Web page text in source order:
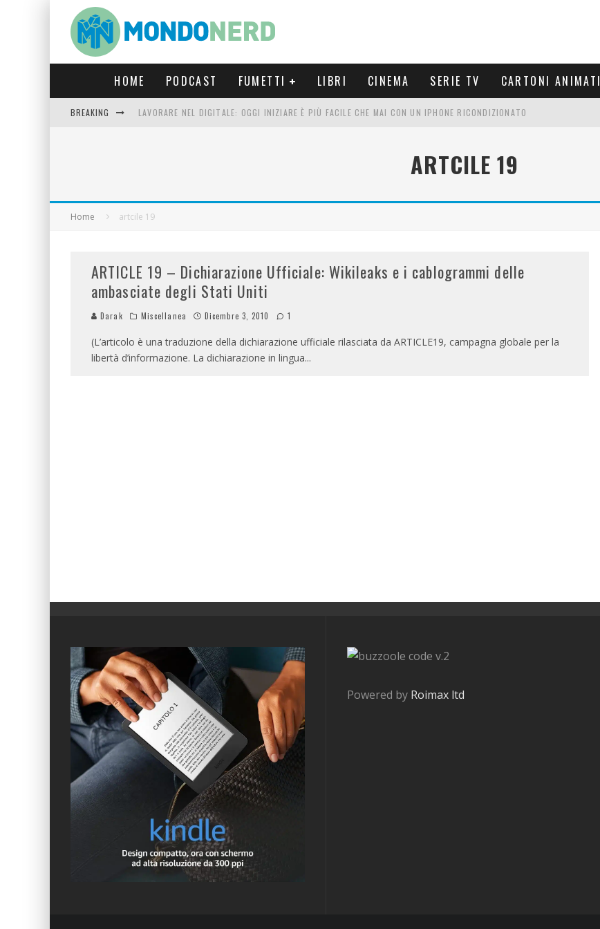
HOME PODCAST FUMETTI LIBRI CINEMA SERIE TV CARTONI ANIMATI
BREAKING LAVORARE NEL DIGITALE: OGGI INIZIARE È PIÙ FACILE CHE MAI CON UN IPHONE RICONDIZIONATO
ARTCILE 19
Home artcile 19
ARTICLE 19 – Dichiarazione Ufficiale: Wikileaks e i cablogrammi delle
ambasciate degli Stati Uniti
Darak Miscellanea Dicembre 3, 2010 1
(L’articolo è una traduzione della dichiarazione ufficiale rilasciata da ARTICLE19, campagna globale per la
libertà d’informazione. La dichiarazione in lingua...
v.2
Powered by Roimax ltd